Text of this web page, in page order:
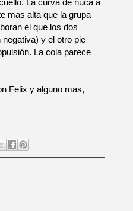
mas alta que la grupa
el que los dos
y el otro pie
La cola parece
Felix y alguno mas,